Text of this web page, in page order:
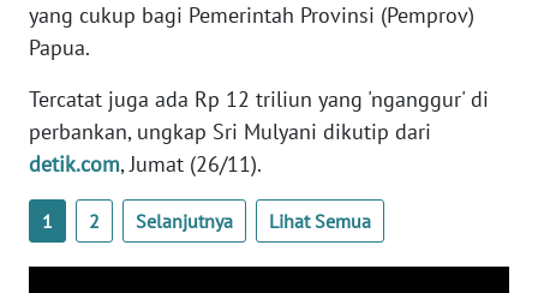
yang cukup bagi Pemerintah Provinsi (Pemprov)
Papua.
Tercatat juga ada Rp 12 triliun yang 'nganggur' di
perbankan, ungkap Sri Mulyani dikutip dari
detik.com, Jumat (26/11).
1 2 Selanjutnya Lihat Semua
WN
PAPUA
WN
RIAU
WN